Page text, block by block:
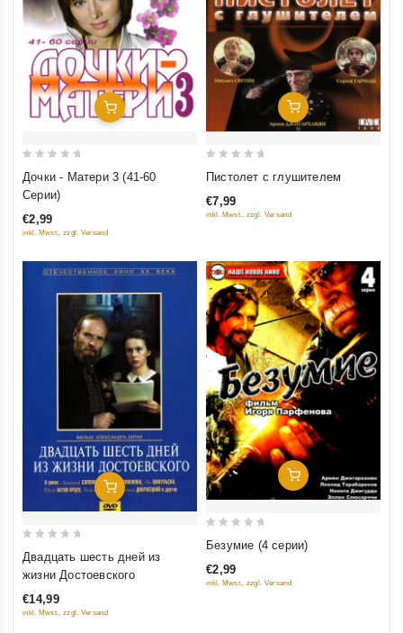
Добавить В Корзину
out
5
Дочки - Матери 3 (41-60
Серии)
€2,99
inkl. Mwst., zzgl. Versand
Добавить В Корзину
of
Пистолет с глушителем
€7,99
inkl. Mwst., zzgl. Versand
Добавить В Корзину
out
5
Двадцать шесть дней из
жизни Достоевского
€14,99
inkl. Mwst., zzgl. Versand
Добавить В Корзину
of
Безумие (4 серии)
€2,99
inkl. Mwst., zzgl. Versand